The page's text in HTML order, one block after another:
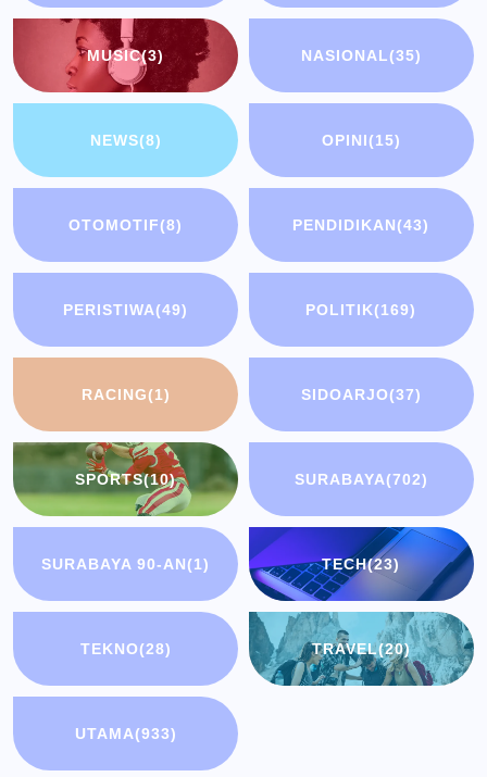
MUSIC(3) NASIONAL(35)
NEWS(8) OPINI(15)
OTOMOTIF(8) PENDIDIKAN(43)
PERISTIWA(49) POLITIK(169)
RACING(1) SIDOARJO(37)
SPORTS(10) SURABAYA(702)
SURABAYA 90-AN(1) TECH(23)
TEKNO(28) TRAVEL(20)
UTAMA(933)